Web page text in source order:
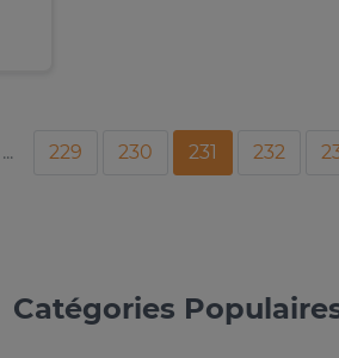
... 229 230 231 232
Catégories